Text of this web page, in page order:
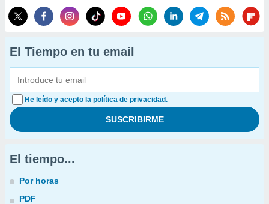
El Tiempo en tu email
He leído y acepto la política de privacidad.
El tiempo...
Por horas
PDF